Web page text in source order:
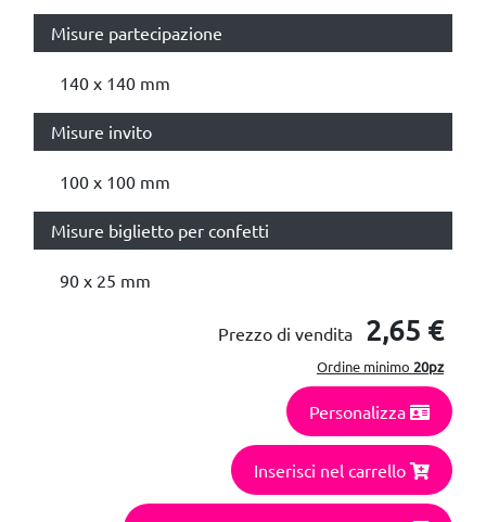
Misure partecipazione
140 x 140 mm
Misure invito
100 x 100 mm
Misure biglietto per confetti
90 x 25 mm
Prezzo di vendita 2,65 €
Ordine minimo 20pz
Personalizza
Inserisci nel carrello